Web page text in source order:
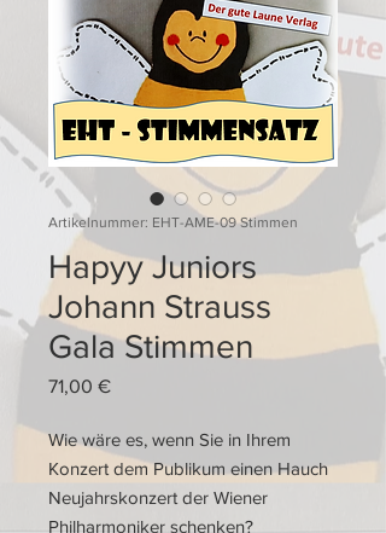
Artikelnummer: EHT-AME-09 Stimmen
Hapyy Juniors
Johann Strauss
Gala Stimmen
71,00 €Preis
Wie wäre es, wenn Sie in Ihrem
Konzert dem Publikum einen Hauch
Neujahrskonzert der Wiener
Philharmoniker schenken?